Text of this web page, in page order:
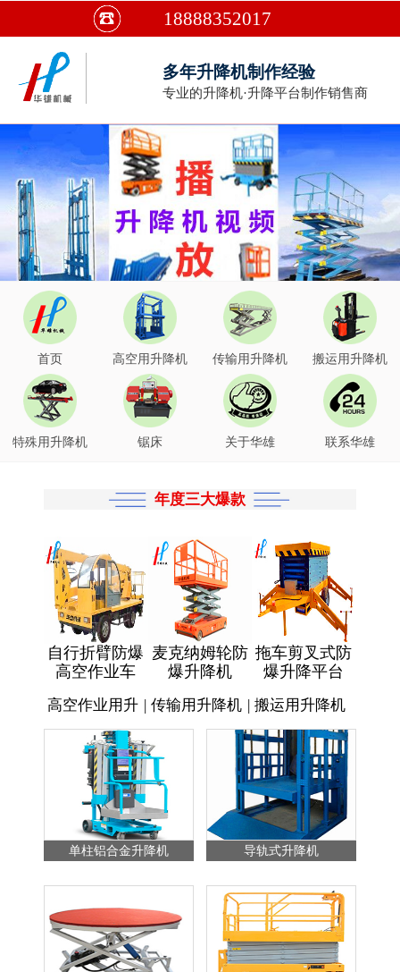
18888352017
多年升降机制作经验
专业的升降机·升降平台制作销售商
首页 高空用升降机 传输用升降机 搬运用升降机
特殊用升降机 锯床 关于华雄 联系华雄
年度三大爆款
自行折臂防爆
高空作业车
麦克纳姆轮防
爆升降机
拖车剪叉式防
爆升降平台
高空作业用升 | 传输用升降机 | 搬运用升降机
单柱铝合金升降机 导轨式升降机